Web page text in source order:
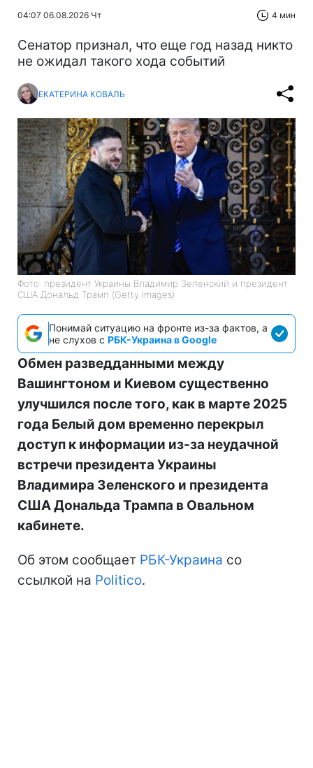
04:07 06.08.2026 Чт 4 мин
Сенатор признал, что еще год назад никто
не ожидал такого хода событий
ЕКАТЕРИНА КОВАЛЬ
Фото: президент Украины Владимир Зеленский и президент
США Дональд Трамп (Getty Images)
Понимай ситуацию на фронте из-за фактов, а
не слухов с РБК-Украина в Google
Обмен разведданными между
Вашингтоном и Киевом существенно
улучшился после того, как в марте 2025
года Белый дом временно перекрыл
доступ к информации из-за неудачной
встречи президента Украины
Владимира Зеленского и президента
США Дональда Трампа в Овальном
кабинете.
Об этом сообщает РБК-Украина со
ссылкой на Politico.